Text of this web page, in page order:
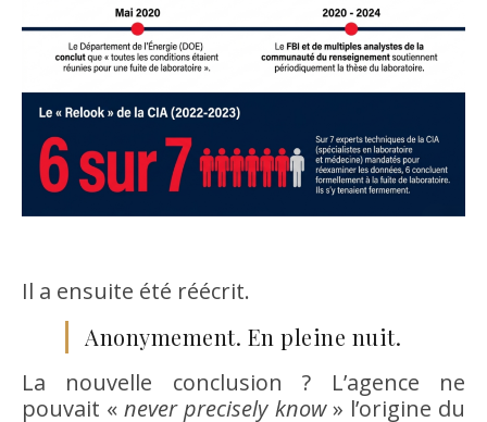
Il a ensuite été réécrit.
Anonymement. En pleine nuit.
La nouvelle conclusion ? L’agence ne
pouvait «never precisely know» l’origine du